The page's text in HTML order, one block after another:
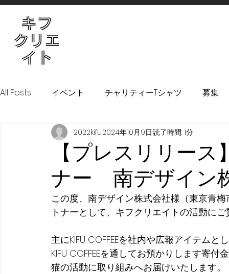
All Posts イベント チャリティーTシャツ 募集
！KIFURU！プロジェクト
【プレスリリー
ナー 南デザイン
2022kifu2024年10月9日読了時間: 1分
この度、南デザイン株式会社様（東京青梅
トナーとして、キフクリエイトの活動に
主にKIFU COFFEEを社内や広報アイテム
KIFU COFFEEを通してお預かりします寄
猫の活動に取り組みへお届けいたします。